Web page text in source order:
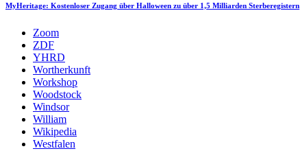
MyHeritage: Kostenloser Zugang über Halloween zu über 1,5 Milliarden Sterberegistern
Zoom
ZDF
YHRD
Wortherkunft
Workshop
Woodstock
Windsor
William
Wikipedia
Westfalen